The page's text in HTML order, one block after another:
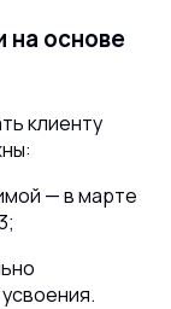
основе
клиенту
— в марте